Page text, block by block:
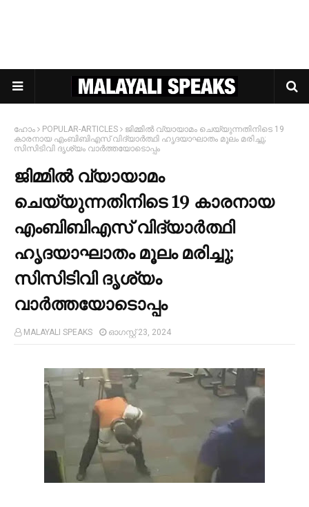
ഹോം POPULAR-ARTICLES
ജിമ്മില്‍ വ്യായാമം ചെയ്യുന്നതിനിടെ 19
കാരനായ എംബിബിഎസ് വിദ്യാര്‍ത്ഥി ഹൃദയാഘാതം മൂലം മരിച്ചു;
സിസിടിവി ദൃശ്യം വാർത്തയോടൊപ്പം
ജിമ്മില്‍ വ്യായാമം
ചെയ്യുന്നതിനിടെ 19 കാരനായ
എംബിബിഎസ് വിദ്യാര്‍ത്ഥി
ഹൃദയാഘാതം മൂലം മരിച്ചു;
സിസിടിവി ദൃശ്യം
വാർത്തയോടൊപ്പം
MALAYALI SPEAKS ഓഗസ്റ്റ് 23, 2024